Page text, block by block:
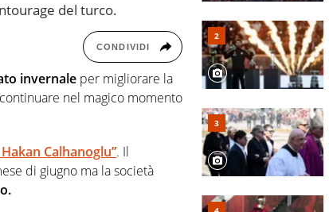
del turco.
CONDIVIDI
invernale per migliorare la
nel magico momento
Calhanoglu”. Il
di giugno ma la società